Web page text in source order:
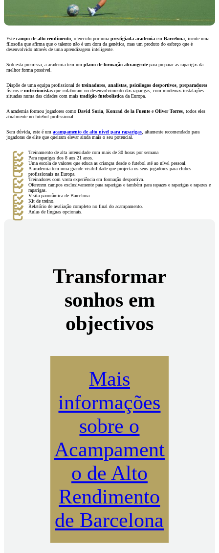
Este campo de alto rendimento , oferecido por uma prestigiada academia em Barcelona , incute uma
filosofia que afirma que o talento não é um dom da genética, mas um produto do esforço que é
desenvolvido através de uma aprendizagem inteligente.
Sob esta premissa, a academia tem um plano de formação abrangentepara preparar as raparigas da
melhor forma possível.
Dispõe de uma equipa profissional de treinadores analistas psicólogos desportivos preparadores
físicos e nutricionistas que colaboram no desenvolvimento das raparigas, com modernas instalações
situadas numa das cidades com mais tradição futebolística da Europa.
A academia formou jogadores como David Soria Konrad de la Fuentee Oliver Torres , todos eles
atualmente no futebol profissional.
Sem dúvida, este é um acampamento de alto nível para raparigas , altamente recomendado para
jogadoras de elite que queiram elevar ainda mais o seu potencial.
Treinamento de alta intensidade com mais de 30 horas por semana
Para raparigas dos 8 aos 21 anos.
Uma escola de valores que educa as crianças desde o futebol até ao nível pessoal.
A academia tem uma grande visibilidade que projecta os seus jogadores para clubes
profissionais na Europa.
Treinadores com vasta experiência em formação desportiva.
Oferecem campos exclusivamente para raparigas e também para rapazes e raparigas e rapazes e
raparigas.
Visita panorâmica de Barcelona.
Kit de treino.
Relatório de avaliação completo no final do acampamento.
Aulas de línguas opcionais.
Transformar
sonhos em
objectivos
Mais
informações
sobre o
Acampament
o de Alto
Rendimento
de Barcelona